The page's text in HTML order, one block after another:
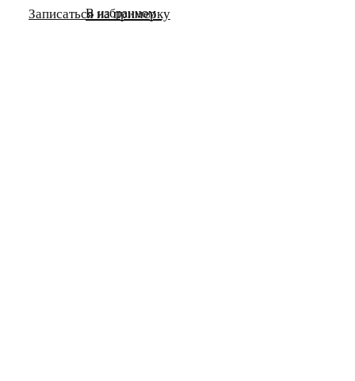
В избранном
Записаться на примерку